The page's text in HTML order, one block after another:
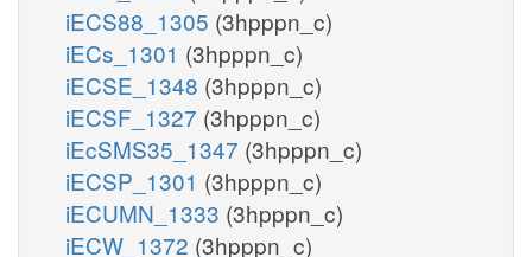
iECS88_1305 (3hpppn_c)
iECs_1301 (3hpppn_c)
iECSE_1348 (3hpppn_c)
iECSF_1327 (3hpppn_c)
iEcSMS35_1347 (3hpppn_c)
iECSP_1301 (3hpppn_c)
iECUMN_1333 (3hpppn_c)
iECW_1372 (3hpppn_c)